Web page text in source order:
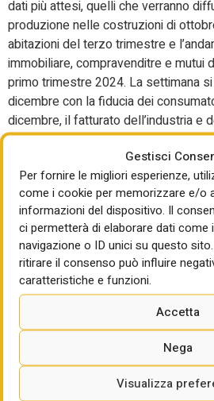
Gestisci
Per fornire le migliori esperienze,
come i cookie per memorizzare e/o
informazioni del dispositivo. Il
ci permetterà di elaborare dati
navigazione o ID unici su questo
ritirare il consenso può influire
caratteristiche e funzioni.
Accetta
Nega
Visualizza
dati più attesi, quelli che verranno
produzione nelle costruzioni di
abitazioni del terzo trimestre e
immobiliare, compravenditre e mutui
primo trimestre 2024. La settimana
dicembre con la fiducia dei
dicembre, il fatturato dell’industria e
i prezzi alla produzione
Enea presenta il
annuale
energetica
Mercoledì 18 novembre Enea
Rapporto annuale sull’efficienza
gli altri, il ministro dell’Ambiente e
energetica Gilberto Pichetto Fratin.